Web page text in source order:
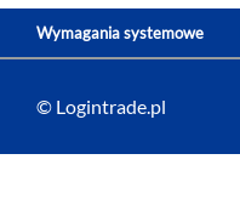
Wymagania systemowe
© Logintrade.pl